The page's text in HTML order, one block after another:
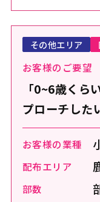
お客様のご要望
「0~6歳くら
プローチした
お客様の業種
配布エリア
部数
その他エリア